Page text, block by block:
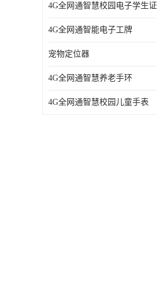
4G全网通智慧校园电子学生证
4G全网通智能电子工牌
宠物定位器
4G全网通智慧养老手环
4G全网通智慧校园儿童手表